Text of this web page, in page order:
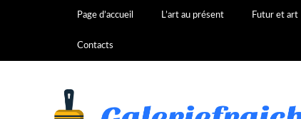
Page d’accueil L’art au présent Futur et art
Contacts